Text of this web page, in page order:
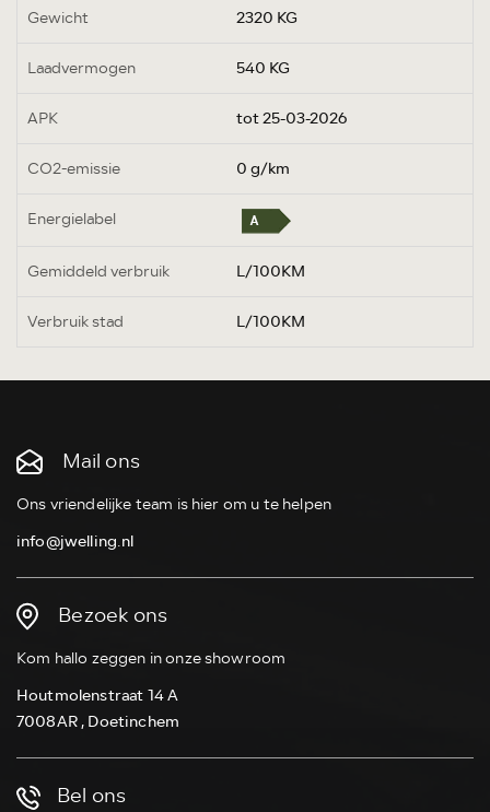
Gewicht 2320 KG
Laadvermogen 540 KG
APK tot 25-03-2026
CO2-emissie 0 g/km
Energielabel
Gemiddeld verbruik L/100KM
Verbruik stad L/100KM
Mail ons
Ons vriendelijke team is hier om u te helpen
info@jwelling.nl
Bezoek ons
Kom hallo zeggen in onze showroom
Houtmolenstraat 14 A
7008AR , Doetinchem
Bel ons